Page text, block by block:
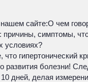
сайте:О чем
причины, симптомы,
условиях?
гипертонический
развития болезни!
дней, делая